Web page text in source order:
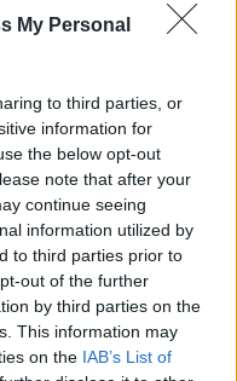
My Personal
to third parties, or
information for
the below opt-out
note that after your
continue seeing
information utilized by
to third parties prior to
out of the further
by third parties on the
This information may
on the IAB’s List of
zárta a TCR
Levente